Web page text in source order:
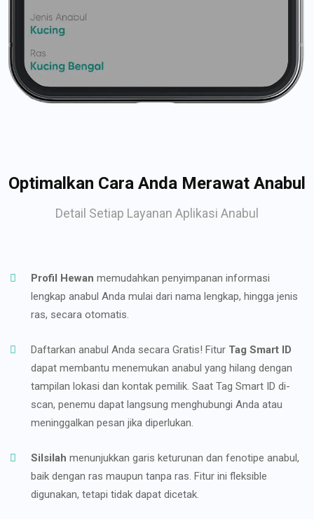
Optimalkan Cara Anda Merawat Anabul
Detail Setiap Layanan Aplikasi Anabul
Profil Hewan memudahkan penyimpanan informasi
lengkap anabul Anda mulai dari nama lengkap, hingga jenis
ras, secara otomatis.
Daftarkan anabul Anda secara Gratis! Fitur Tag Smart ID
dapat membantu menemukan anabul yang hilang dengan
tampilan lokasi dan kontak pemilik. Saat Tag Smart ID di-
scan, penemu dapat langsung menghubungi Anda atau
meninggalkan pesan jika diperlukan.
Silsilah menunjukkan garis keturunan dan fenotipe anabul,
baik dengan ras maupun tanpa ras. Fitur ini fleksible
digunakan, tetapi tidak dapat dicetak.